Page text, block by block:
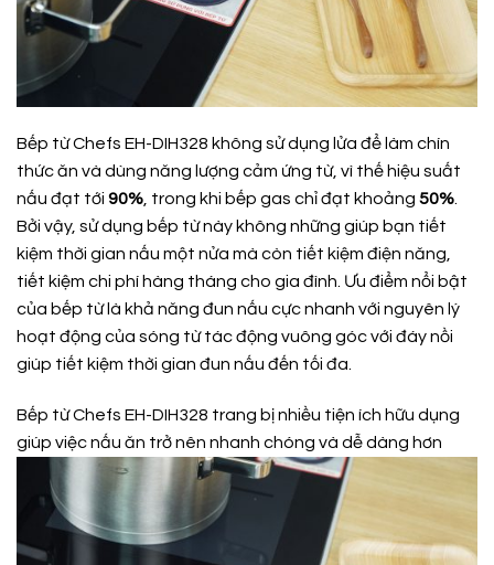
Bếp từ Chefs EH-DIH328 không sử dụng lửa để làm chín
thức ăn và dùng năng lượng cảm ứng từ, vì thế hiệu suất
nấu đạt tới 90% , trong khi bếp gas chỉ đạt khoảng 50%
Bởi vậy, sử dụng bếp từ này không những giúp bạn tiết
kiệm thời gian nấu một nửa mà còn tiết kiệm điện năng,
tiết kiệm chi phí hàng tháng cho gia đình. Ưu điểm nổi bật
của bếp từ là khả năng đun nấu cực nhanh với nguyên lý
hoạt động của sóng từ tác động vuông góc với đáy nồi
giúp tiết kiệm thời gian đun nấu đến tối đa.
Bếp từ Chefs EH-DIH328 trang bị nhiều tiện ích hữu dụng
giúp việc nấu ăn trở nên nhanh chóng và dễ dàng hơn